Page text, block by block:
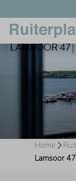
LAMSOOR 47
Home
Lamsoor